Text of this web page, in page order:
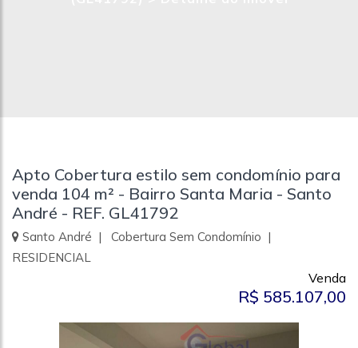
Apto Cobertura estilo sem condomínio para
venda 104 m² - Bairro Santa Maria - Santo
André - REF. GL41792
Santo André | Cobertura Sem Condomínio |
RESIDENCIAL
Venda
R$ 585.107,00